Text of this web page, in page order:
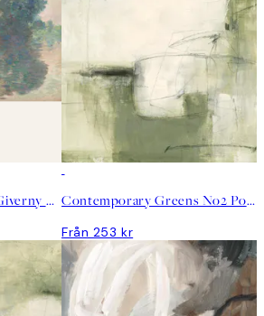
Monet - The Seine at Giverny Landscape Poster Contemporary Greens No2 Poster
Från 253 kr